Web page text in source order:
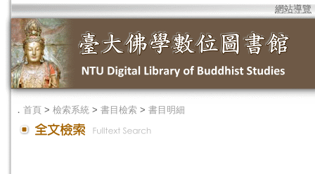
網站導覽
． 首頁 > 檢索系統 > 書目檢索 > 書目明細